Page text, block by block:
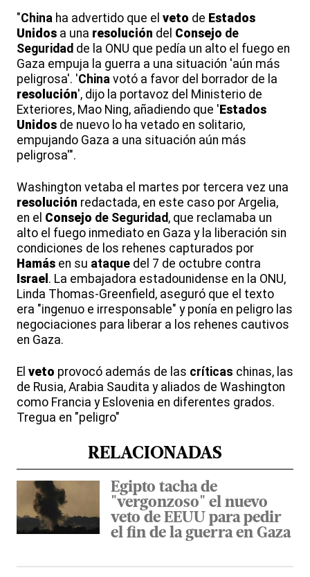
"China ha advertido que el veto de Estados
Unidos a una resolución del Consejo de
Seguridad de la ONU que pedía un alto el fuego en
Gaza empuja la guerra a una situación 'aún más
peligrosa'. 'China votó a favor del borrador de la
resolución', dijo la portavoz del Ministerio de
Exteriores, Mao Ning, añadiendo que ' Estados
Unidos de nuevo lo ha vetado en solitario,
empujando Gaza a una situación aún más
peligrosa'".
Washington vetaba el martes por tercera vez una
resolución redactada, en este caso por Argelia,
en el Consejo de Seguridad, que reclamaba un
alto el fuego inmediato en Gaza y la liberación sin
condiciones de los rehenes capturados por
Hamás en su ataque del 7 de octubre contra
Israel . La embajadora estadounidense en la ONU,
Linda Thomas-Greenfield, aseguró que el texto
era "ingenuo e irresponsable" y ponía en peligro las
negociaciones para liberar a los rehenes cautivos
en Gaza.
El veto provocó además de las críticas chinas, las
de Rusia, Arabia Saudita y aliados de Washington
como Francia y Eslovenia en diferentes grados.
Tregua en "peligro"
RELACIONADAS
Egipto tacha de
"vergonzoso" el nuevo
veto de EEUU para pedir
el fin de la guerra en Gaza